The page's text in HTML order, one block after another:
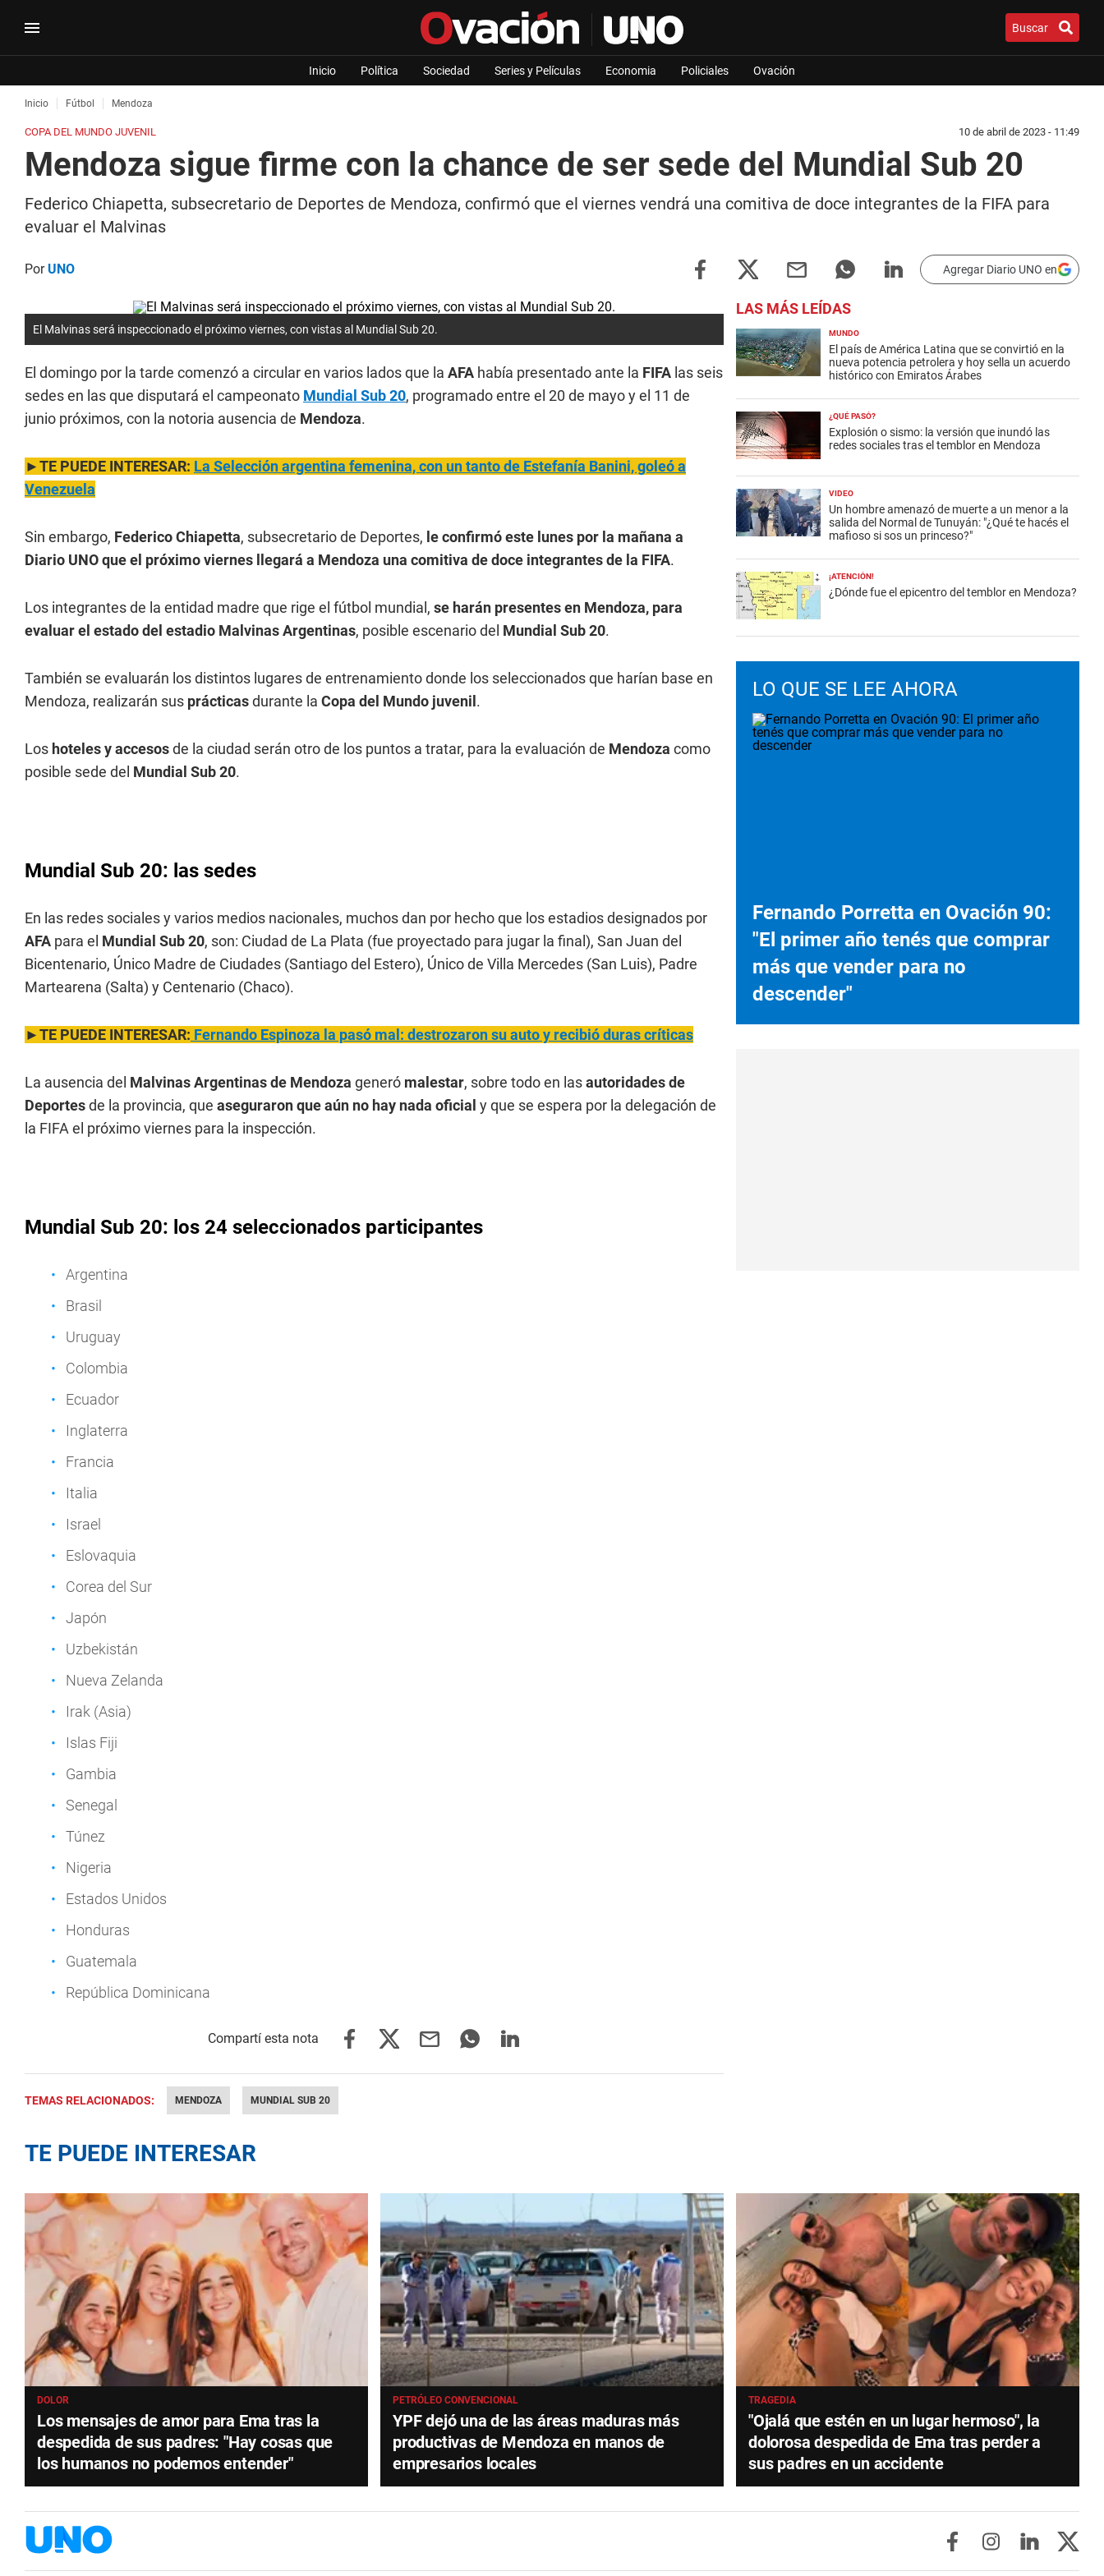
Buscar
Inicio Política Sociedad Series y Películas Economia Policiales Ovación
Inicio Fútbol Mendoza
COPA DEL MUNDO JUVENIL 10 de abril de 2023 - 11:49
Mendoza sigue firme con la chance de ser sede del Mundial Sub 20
Federico Chiapetta, subsecretario de Deportes de Mendoza, confirmó que el viernes vendrá una comitiva de doce integrantes de la FIFA para
evaluar el Malvinas
PorUNO Agregar Diario UNO en
El Malvinas será inspeccionado el próximo viernes, con vistas al Mundial Sub 20.
El domingo por la tarde comenzó a circular en varios lados que la AFA había presentado ante la FIFA las seis
sedes en las que disputará el campeonato Mundial Sub 20, programado entre el 20 de mayo y el 11 de
junio próximos, con la notoria ausencia de Mendoza.
►TE PUEDE INTERESAR: La Selección argentina femenina, con un tanto de Estefanía Banini, goleó a
Venezuela
Sin embargo, Federico Chiapetta, subsecretario de Deportes, le confirmó este lunes por la mañana a
Diario UNO que el próximo viernes llegará a Mendoza una comitiva de doce integrantes de la FIFA.
Los integrantes de la entidad madre que rige el fútbol mundial, se harán presentes en Mendoza, para
evaluar el estado del estadio Malvinas Argentinas, posible escenario del Mundial Sub 20.
También se evaluarán los distintos lugares de entrenamiento donde los seleccionados que harían base en
Mendoza, realizarán sus prácticasdurante la Copa del Mundo juvenil .
Los hoteles y accesosde la ciudad serán otro de los puntos a tratar, para la evaluación de Mendoza como
posible sede del Mundial Sub 20.
Mundial Sub 20: las sedes
En las redes sociales y varios medios nacionales, muchos dan por hecho que los estadios designados por
AFA para el Mundial Sub 20, son: Ciudad de La Plata (fue proyectado para jugar la final), San Juan del
Bicentenario, Único Madre de Ciudades (Santiago del Estero), Único de Villa Mercedes (San Luis), Padre
Martearena (Salta) y Centenario (Chaco).
►TE PUEDE INTERESAR: Fernando Espinoza la pasó mal: destrozaron su auto y recibió duras críticas
La ausencia del Malvinas Argentinas de Mendoza generó malestar, sobre todo en lasautoridades de
Deportesde la provincia, que aseguraron que aún no hay nada oficial y que se espera por la delegación de
la FIFA el próximo viernes para la inspección.
Mundial Sub 20: los 24 seleccionados participantes
Argentina
Brasil
Uruguay
Colombia
Ecuador
Inglaterra
Francia
Italia
Israel
Eslovaquia
Corea del Sur
Japón
Uzbekistán
Nueva Zelanda
Irak (Asia)
Islas Fiji
Gambia
Senegal
Túnez
Nigeria
Estados Unidos
Honduras
Guatemala
República Dominicana
TEMAS RELACIONADOS: MENDOZA MUNDIAL SUB 20
LAS MÁS LEÍDAS
MUNDO
El país de América Latina que se convirtió en la
nueva potencia petrolera y hoy sella un acuerdo
histórico con Emiratos Árabes
¿QUÉ PASÓ?
Explosión o sismo: la versión que inundó las
redes sociales tras el temblor en Mendoza
VIDEO
Un hombre amenazó de muerte a un menor a la
salida del Normal de Tunuyán: "¿Qué te hacés el
mafioso si sos un princeso?"
¡ATENCIÓN!
¿Dónde fue el epicentro del temblor en Mendoza?
LO QUE SE LEE AHORA
Fernando Porretta en Ovación 90:
"El primer año tenés que comprar
más que vender para no
descender"
TE PUEDE INTERESAR
DOLOR
Los mensajes de amor para Ema tras la
despedida de sus padres: "Hay cosas que
los humanos no podemos entender"
PETRÓLEO CONVENCIONAL
YPF dejó una de las áreas maduras más
productivas de Mendoza en manos de
empresarios locales
TRAGEDIA
"Ojalá que estén en un lugar hermoso", la
dolorosa despedida de Ema tras perder a
sus padres en un accidente